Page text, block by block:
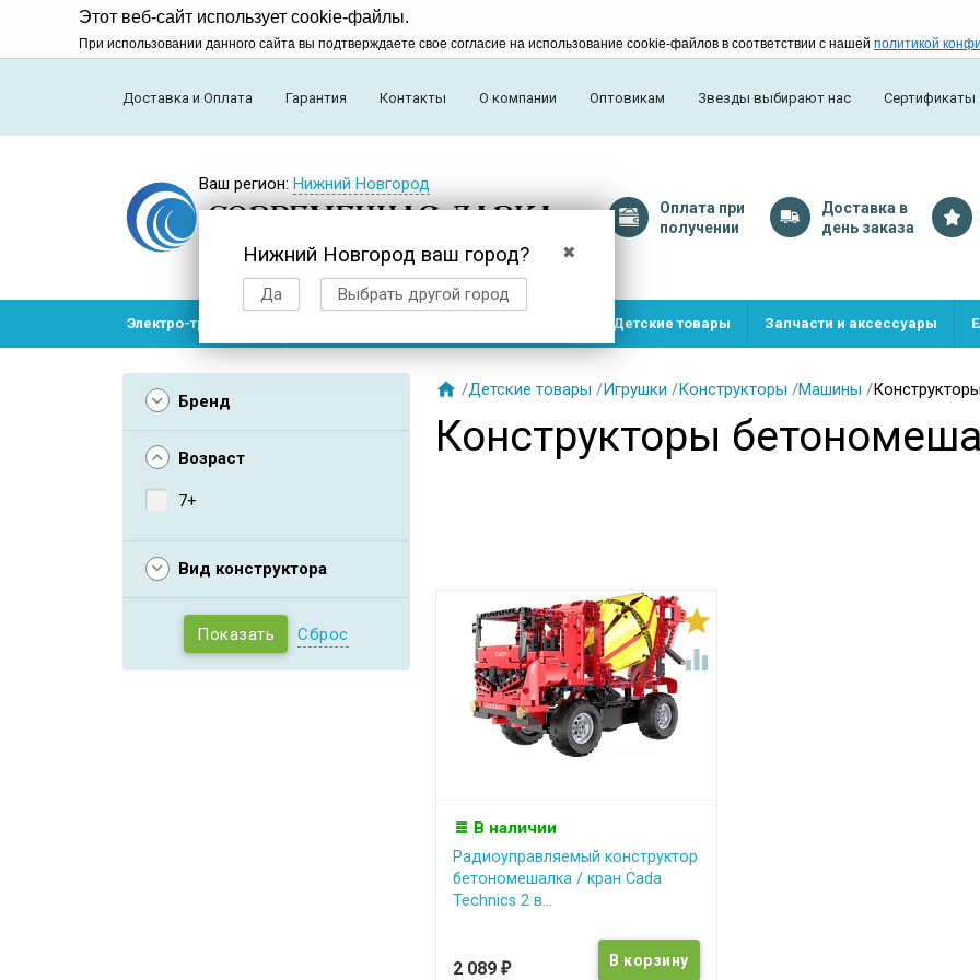
Этот веб-сайт использует cookie-файлы.
При использовании данного сайта вы подтверждаете свое согласие на использование cookie-файлов в соответствии с нашей политикой
Доставка и Оплата Гарантия Контакты О компании Оптовикам Звезды выбирают нас Сертификаты
Ваш регион:Нижний Новгород
✖
Нижний Новгород ваш город?
Да Выбрать другой город
Оплата при
получении
Доставка в
день заказа
Электро-транспорт Детские товары Запчасти и аксессуары
Бренд
Возраст
7+
Вид конструктора
Сброс
 /Детские товары /Игрушки /Конструкторы /Машины /
Конструкторы


В наличии
Радиоуправляемый конструктор
бетономешалка / кран Cada
Technics 2 в...
2 089 ₽